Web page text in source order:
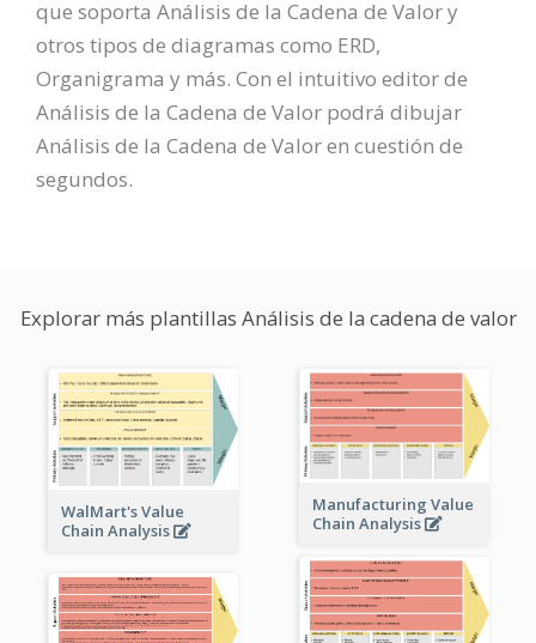
que soporta Análisis de la Cadena de Valor y
otros tipos de diagramas como ERD,
Organigrama y más. Con el intuitivo editor de
Análisis de la Cadena de Valor podrá dibujar
Análisis de la Cadena de Valor en cuestión de
segundos.
Explorar más plantillas Análisis de la cadena de valor
WalMart's Value
Chain Analysis
Manufacturing Value
Chain Analysis